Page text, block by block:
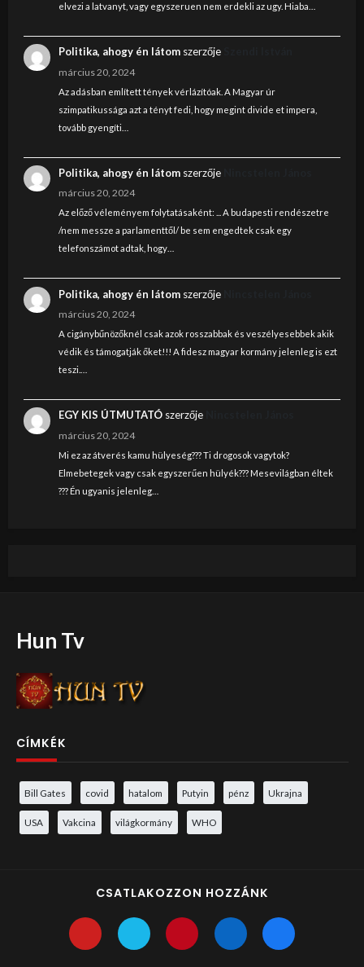
elvezi a latvanyt, vagy egyszeruen nem erdekli az ugy. Hiaba…
Politika, ahogy én látomszerzője
március 20, 2024
Az adásban említett tények vérlázítóak. A Magyar úr
szimpatikussága azt a tényt fedi, hogy megint divide et impera,
tovább gyengíti…
Politika, ahogy én látomszerzője
március 20, 2024
Az előző véleményem folytatásaként: ... A budapesti rendészetre
/nem messze a parlamenttől/ be sem engedtek csak egy
telefonszámot adtak, hogy…
Politika, ahogy én látomszerzője
március 20, 2024
A cigánybűnözőknél csak azok rosszabbak és veszélyesebbek akik
védik és támogatják őket!!! A fidesz magyar kormány jelenleg is ezt
teszi.…
EGY KIS ÚTMUTATÓszerzője
március 20, 2024
Mi ez az átverés kamu hülyeség??? Ti drogosok vagytok?
Elmebetegek vagy csak egyszerűen hülyék??? Mesevilágban éltek
??? Én ugyanis jelenleg…
Hun Tv
CÍMKÉK
Bill Gates covid hatalom Putyin pénz Ukrajna
USA Vakcina világkormány WHO
CSATLAKOZZON HOZZÁNK